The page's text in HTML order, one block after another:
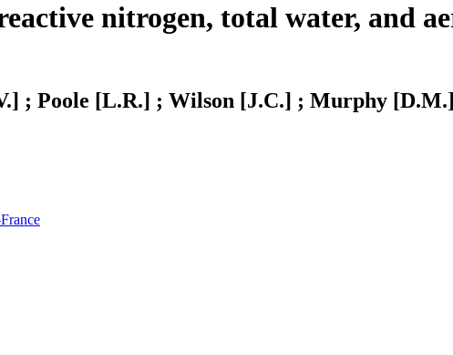
nitrogen, total water, and
; Poole [L.R.] ; Wilson [J.C.] ; Murphy